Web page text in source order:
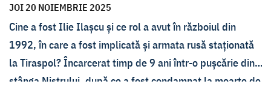
JOI 20 NOIEMBRIE 2025
Cine a fost Ilie Ilașcu și ce rol a avut în războiul din
1992, în care a fost implicată și armata rusă staționată
la Tiraspol? Încarcerat timp de 9 ani într-o pușcărie din
stânga Nistrului, după ce a fost condamnat la moarte de